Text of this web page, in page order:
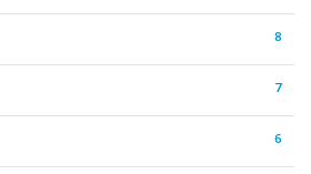
8
7
6